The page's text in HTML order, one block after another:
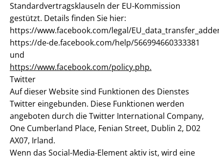
Standardvertragsklauseln der EU-Kommission
gestützt. Details finden Sie hier:
https://www.facebook.com/legal/
https://de-de.facebook.com/help/566994660333381
und
https://www.facebook.com/policy.php.
Twitter
Auf dieser Website sind Funktionen des Dienstes
Twitter eingebunden. Diese Funktionen werden
angeboten durch die Twitter International Company,
One Cumberland Place, Fenian Street, Dublin 2, D02
AX07, Irland.
Wenn das Social-Media-Element aktiv ist, wird eine